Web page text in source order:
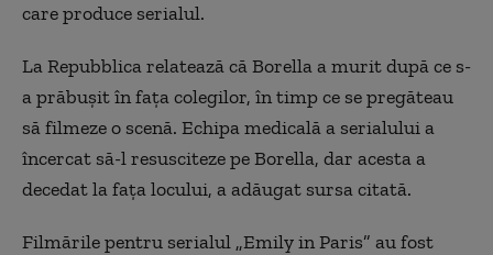
care produce serialul.
La Repubblica relatează că Borella a murit după ce s-
a prăbuşit în faţa colegilor, în timp ce se pregăteau
să filmeze o scenă. Echipa medicală a serialului a
încercat să-l resusciteze pe Borella, dar acesta a
decedat la faţa locului, a adăugat sursa citată.
Filmările pentru serialul „Emily in Paris” au fost